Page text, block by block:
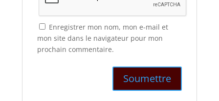
Enregistrer mon nom, mon e-mail et
mon site dans le navigateur pour mon
prochain commentaire.